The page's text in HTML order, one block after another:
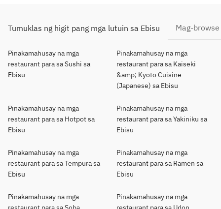
Tumuklas ng higit pang mga lutuin sa Ebisu Mag-
Pinakamahusay na mga
restaurant para sa Sushi sa
Ebisu
Pinakamahusay na mga
restaurant para sa Kaiseki
&amp; Kyoto Cuisine
(Japanese) sa Ebisu
Pinakamahusay na mga
restaurant para sa Hotpot sa
Ebisu
Pinakamahusay na mga
restaurant para sa Yakiniku sa
Ebisu
Pinakamahusay na mga
restaurant para sa Tempura sa
Ebisu
Pinakamahusay na mga
restaurant para sa Ramen sa
Ebisu
Pinakamahusay na mga
Pinakamahusay na mga